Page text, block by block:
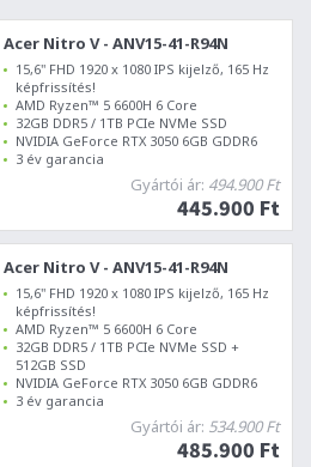
Acer Nitro V - ANV15-41-R94N
15,6" FHD 1920 x 1080 IPS kijelző, 165 Hz
képfrissítés!
AMD Ryzen™ 5 6600H 6 Core
32GB DDR5 / 1TB PCIe NVMe SSD
NVIDIA GeForce RTX 3050 6GB GDDR6
3 év garancia
Gyártói ár: 494.900 Ft
445.900 Ft
Acer Nitro V - ANV15-41-R94N
15,6" FHD 1920 x 1080 IPS kijelző, 165 Hz
képfrissítés!
AMD Ryzen™ 5 6600H 6 Core
32GB DDR5 / 1TB PCIe NVMe SSD +
512GB SSD
NVIDIA GeForce RTX 3050 6GB GDDR6
3 év garancia
Gyártói ár: 534.900 Ft
485.900 Ft